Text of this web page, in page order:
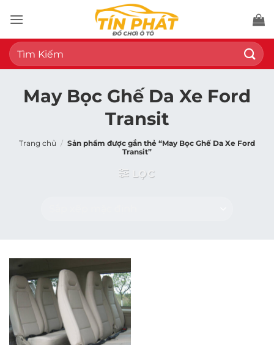
qua
nội
dung
Tìm
kiếm:
May Bọc Ghế Da Xe Ford
Transit
Trang chủ / Sản phẩm được gắn thẻ “May Bọc Ghế Da Xe Ford
Transit”
LỌC